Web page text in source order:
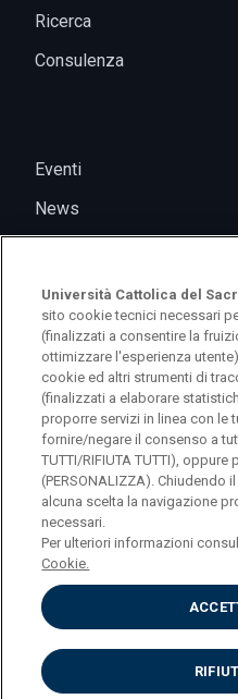
Ricerca
Consulenza
Eventi
News
logo UC
© Università Cattolica del
Gemelli 1, 20123 Milano
Privacy
Impostazione dei cookies
Università Cattolica del
sito cookie tecnici necessari
(finalizzati a consentire la
ottimizzare l'esperienza
cookie ed altri strumenti di
(finalizzati a elaborare
proporre servizi in linea con le
fornire/negare il consenso a
TUTTI/RIFIUTA TUTTI),
(PERSONALIZZA). Chiudendo
alcuna scelta la navigazione
necessari.
Per ulteriori informazioni
Cookie.